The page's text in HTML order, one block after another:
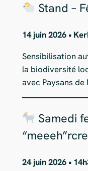
Stand –
14 juin 2026 •
Sensibilisation
la biodiversité
avec Paysans de
Samedi
24 juin 2026 •